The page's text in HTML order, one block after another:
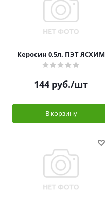
Керосин 0,5л. ПЭТ ЯСХИМ
144 руб./шт
В корзину